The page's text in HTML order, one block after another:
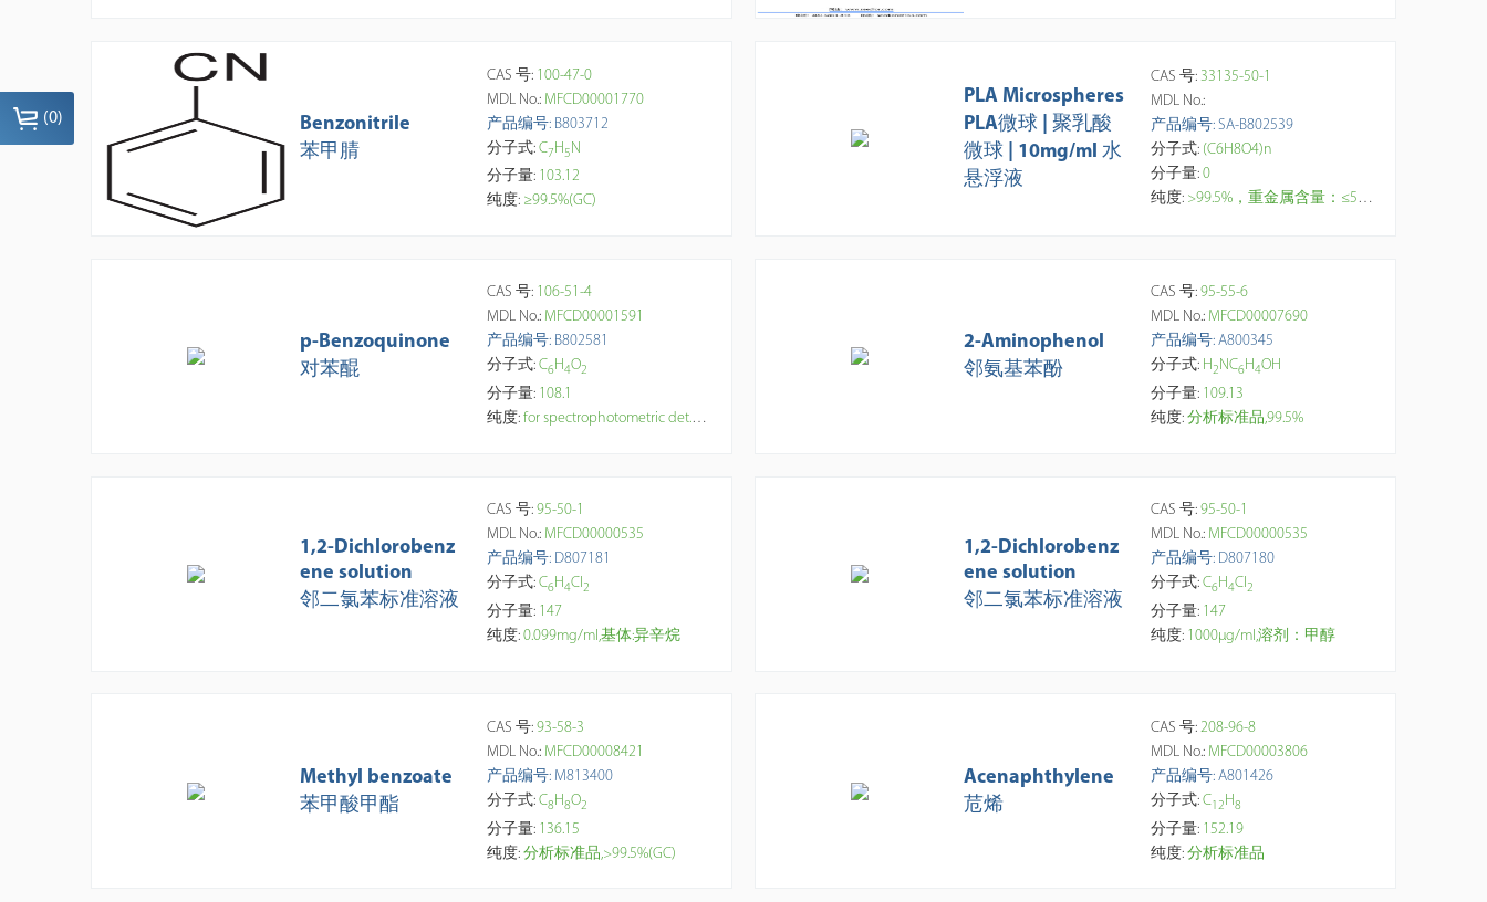
Benzonitrile
苯甲腈
CAS 号: 100-47-0
MDL No.: MFCD00001770
产品编号: B803712
分子式: C7 H 5N
分子量: 103.12
纯度: ≥99.5%(GC)
PLA Microspheres
PLA微球 | 聚乳酸
微球 | 10mg/ml 水
悬浮液
CAS 号: 33135-50-1
MDL No.:
产品编号: SA-B802539
分子式: (C6H8O4)n
分子量: 0
纯度: >99.5%，重金属含量：≤5μg/g，水悬浮液浓度：10mg/ml；无菌。采用微流控阶梯乳化-溶剂挥发法制备。由L-乳酸或L-丙交酯聚合而成的半结晶聚合物。具有生物相容性好、降解时效长、表面可修饰等特点。微球严格正球形品控、尺寸高度均一，表面光滑、可重复性好。【研究与应用方向】：连接靶向分子、免疫/抗原 (疫苗佐剂)、DNA、RNA、蛋白/多肽，实现药物的吸附富集、化学键合、高效装载、精准递送和长效控释（数月至一年以上）；API，植入体，眼科，肿瘤靶向研究；组织工程支架；诊断成像；医疗美容。
p-Benzoquinone
对苯醌
CAS 号: 106-51-4
MDL No.: MFCD00001591
产品编号: B802581
分子式: C6H4O2
分子量: 108.1
纯度: for spectrophotometric det. of amines, ≥99.5%(HPLC)
2-Aminophenol
邻氨基苯酚
CAS 号: 95-55-6
MDL No.: MFCD00007690
产品编号: A800345
分子式: H2NC6H4OH
分子量: 109.13
纯度: 分析标准品,99.5%
1,2-Dichlorobenz
ene solution
邻二氯苯标准溶液
CAS 号: 95-50-1
MDL No.: MFCD00000535
产品编号: D807181
分子式: C6H4Cl2
分子量: 147
纯度: 0.099mg/ml,基体:异辛烷
1,2-Dichlorobenz
ene solution
邻二氯苯标准溶液
CAS 号: 95-50-1
MDL No.: MFCD00000535
产品编号: D807180
分子式: C6H4Cl2
分子量: 147
纯度: 1000μg/ml,溶剂：甲醇
Methyl benzoate
苯甲酸甲酯
CAS 号: 93-58-3
MDL No.: MFCD00008421
产品编号: M813400
分子式: C8H8O2
分子量: 136.15
纯度: 分析标准品,>99.5%(GC)
Acenaphthylene
苊烯
CAS 号: 208-96-8
MDL No.: MFCD00003806
产品编号: A801426
分子式: C1 2H8
分子量: 152.19
纯度: 分析标准品
(0)